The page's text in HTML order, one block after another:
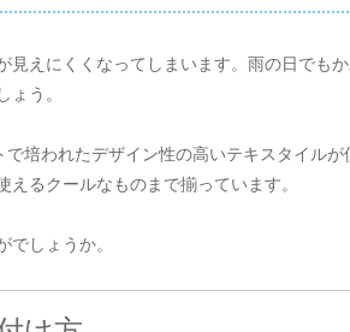
えにくくなってしまいます。雨の日でも
ょう。
培われたデザイン性の高いテキスタイル
るクールなものまで揃っています。
しょうか。